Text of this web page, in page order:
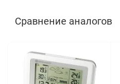
Сравнение аналогов